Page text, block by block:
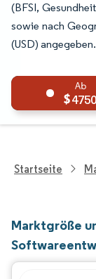
(BFSI,
sowie nach
(USD) angegeben.
4750
Startseite
Marktgröße